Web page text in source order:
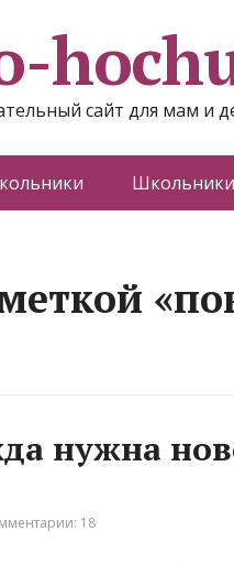
сайт для мам и
Школьники
нужна
18